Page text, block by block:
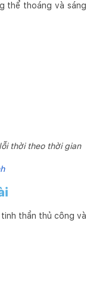
thể thoáng và sáng
thời theo thời gian
tinh thần thủ công và